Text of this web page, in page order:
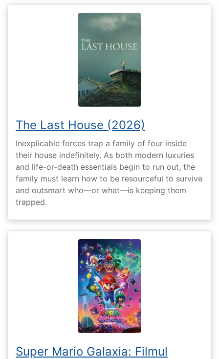
The Last House (2026)
Inexplicable forces trap a family of four inside
their house indefinitely. As both modern luxuries
and life-or-death essentials begin to run out, the
family must learn how to be resourceful to survive
and outsmart who—or what—is keeping them
trapped.
Super Mario Galaxia: Filmul